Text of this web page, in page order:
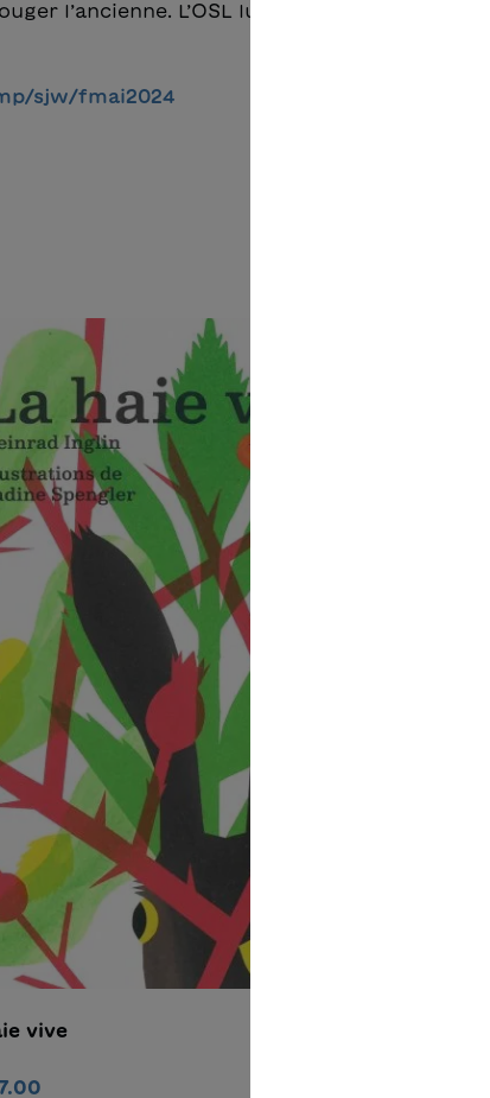
l’ancienne. L’OSL lui vient en aide avec des
sjw/fmai2024
vive